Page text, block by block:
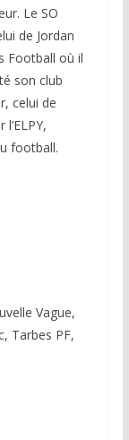
Le SO
de Jordan
Football où il
son club
celui de
football.
Vague,
Tarbes PF,